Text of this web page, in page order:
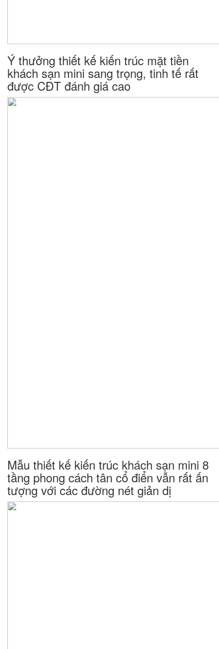
Ý thưởng thiết kế kiến trúc mặt tiền
khách sạn mini sang trọng, tinh tế rất
được CĐT đánh giá cao
Mẫu thiết kế kiến trúc khách sạn mini 8
tầng phong cách tân cổ điển vẫn rất ấn
tượng với các đường nét giản dị